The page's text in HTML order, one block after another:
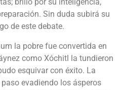
Sin duda subirá su
de este debate.
la pobre fue convertida en
como Xóchitl la tundieron
esquivar con éxito. La
evadiendo los ásperos